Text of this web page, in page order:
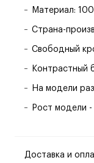
Материал:
Страна-
Свободный
Контрастный
На модели
Рост модели -
Доставка и